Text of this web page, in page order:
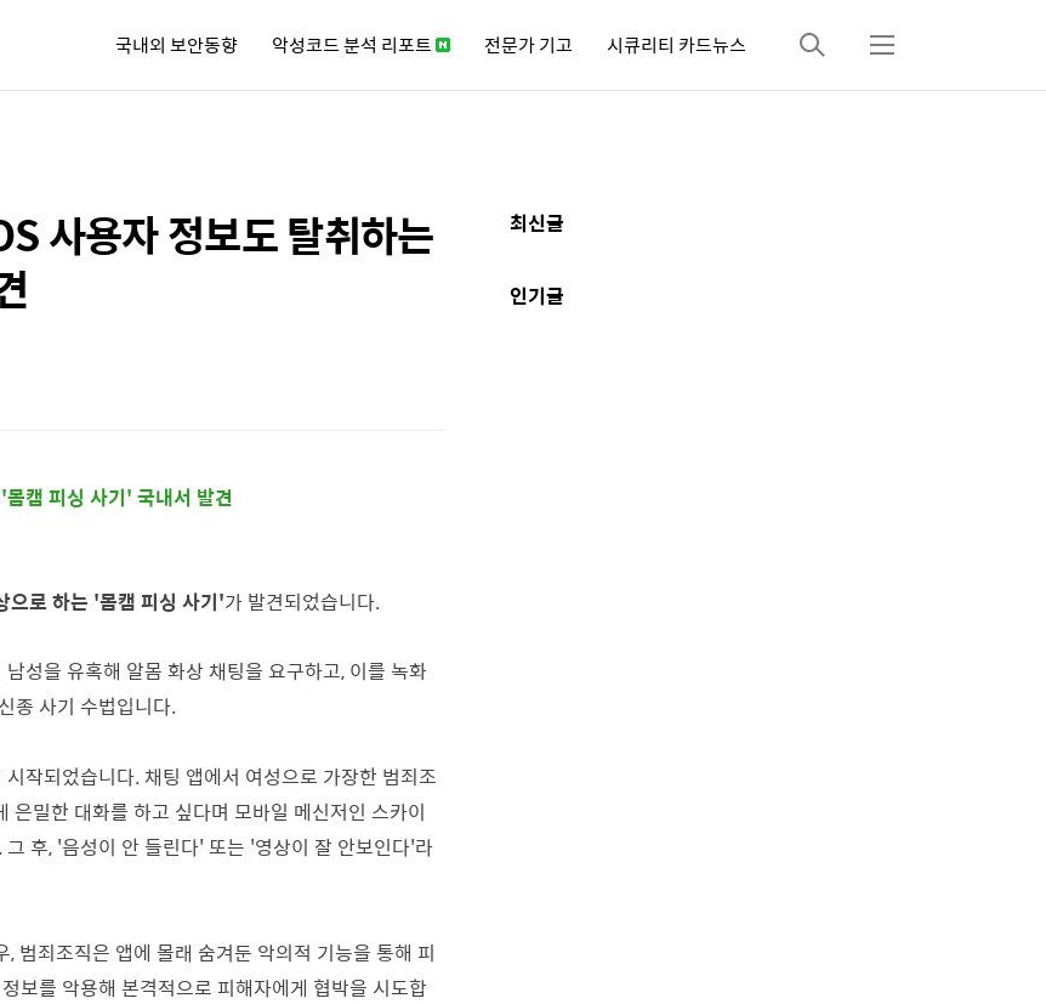
국내외 보안동향 악성코드 분석 리포트 전문가 기고 시큐리티 카드뉴스
검
메
사용자 정보도 탈취하는
캠 피싱 사기' 국내서 발견
으로 하는 '몸캠 피싱 사기'가 발견되었습니다.
성을 유혹해 알몸 화상 채팅을 요구하고, 이를 녹화
종 사기 수법입니다.
작되었습니다. 채팅 앱에서 여성으로 가장한 범죄조
밀한 대화를 하고 싶다며 모바일 메신저인 스카이
후, '음성이 안 들린다' 또는 '영상이 잘 안보인다'라
범죄조직은 앱에 몰래 숨겨둔 악의적 기능을 통해 피
보를 악용해 본격적으로 피해자에게 협박을 시도합
추
정
최신글
인기글